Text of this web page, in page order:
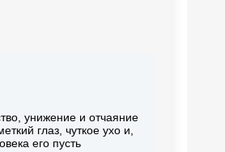
унижение и отчаяние
глаз, чуткое ухо и,
его пусть